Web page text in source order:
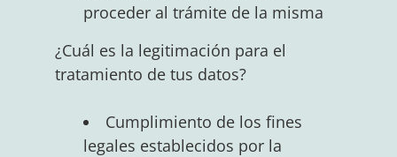
proceder al trámite de la misma
¿Cuál es la legitimación para el
tratamiento de tus datos?
Cumplimiento de los fines
legales establecidos por la